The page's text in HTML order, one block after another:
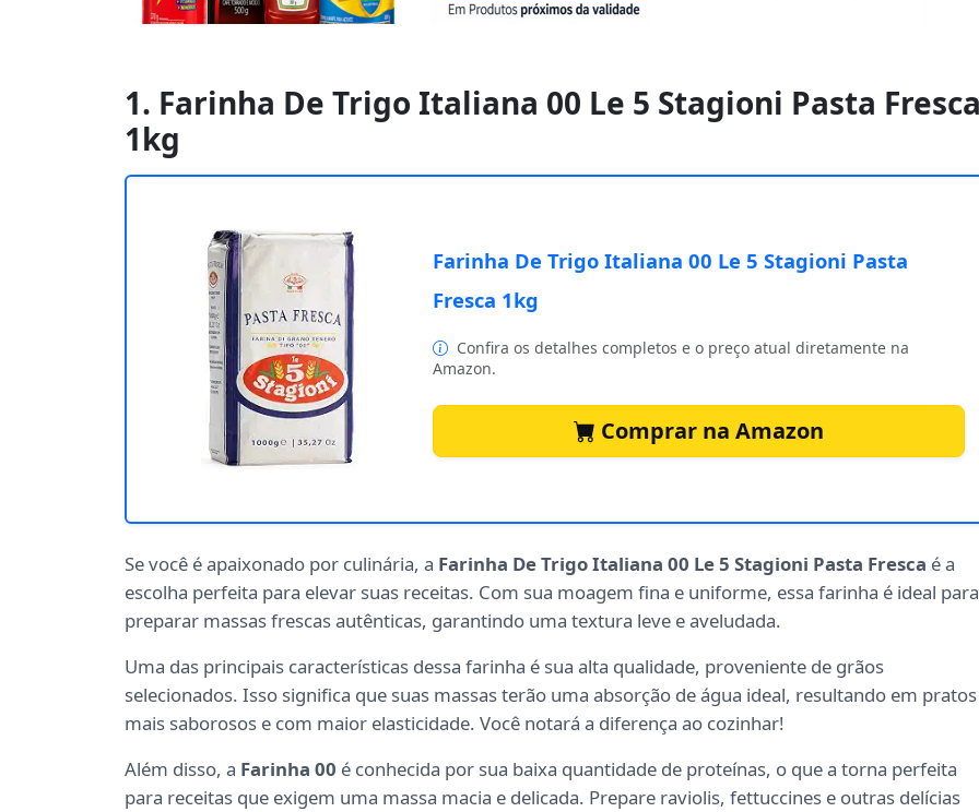
1. Farinha De Trigo Italiana 00 Le 5 Stagioni Pasta
1kg
Farinha De Trigo Italiana 00 Le 5 Stagioni Pasta
Fresca 1kg
Confira os detalhes completos e o preço atual diretamente na
Amazon.
Comprar na Amazon
Se você é apaixonado por culinária, a Farinha De Trigo Italiana 00 Le 5 Stagioni Pasta Fresca é a
escolha perfeita para elevar suas receitas. Com sua moagem fina e uniforme, essa farinha é ideal para
preparar massas frescas autênticas, garantindo uma textura leve e aveludada.
Uma das principais características dessa farinha é sua alta qualidade, proveniente de grãos
selecionados. Isso significa que suas massas terão uma absorção de água ideal, resultando em pratos
mais saborosos e com maior elasticidade. Você notará a diferença ao cozinhar!
Além disso, a Farinha 00 é conhecida por sua baixa quantidade de proteínas, o que a torna perfeita
para receitas que exigem uma massa macia e delicada. Prepare raviolis, fettuccines e outras delícias